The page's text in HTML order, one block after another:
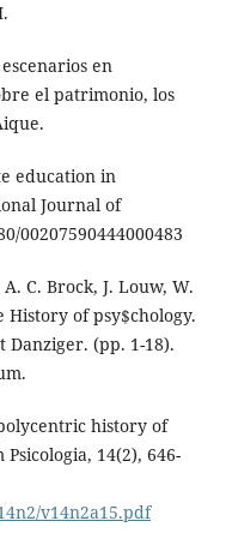
en
el patrimonio, los
education in
Journal of
00207590444000483
C. Brock, J. Louw, W.
History of psy$chology.
(pp. 1-18).
history of
Psicologia, 14(2), 646-
v14n2a15.pdf